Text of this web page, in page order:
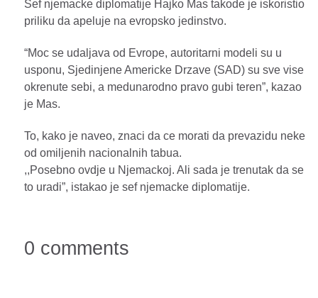
Sef njemacke diplomatije Hajko Mas takode je iskoristio
priliku da apeluje na evropsko jedinstvo.
“Moc se udaljava od Evrope, autoritarni modeli su u
usponu, Sjedinjene Americke Drzave (SAD) su sve vise
okrenute sebi, a medunarodno pravo gubi teren”, kazao
je Mas.
To, kako je naveo, znaci da ce morati da prevazidu neke
od omiljenih nacionalnih tabua.
,,Posebno ovdje u Njemackoj. Ali sada je trenutak da se
to uradi”, istakao je sef njemacke diplomatije.
0 comments